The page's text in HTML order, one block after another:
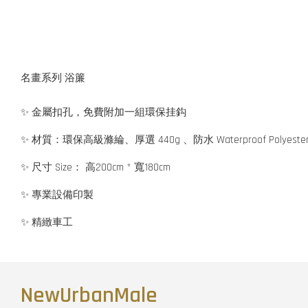
名畫系列 浴簾
✨ 金屬扣孔，免費附加一組環保挂鈎
✨ 材質：環保高級滌綸、厚選 440g 、防水 Waterproof
✨ 尺寸 Size： 高200cm * 寬180cm
✨ 專業設備印製
✨ 精緻車工
NewUrbanMale